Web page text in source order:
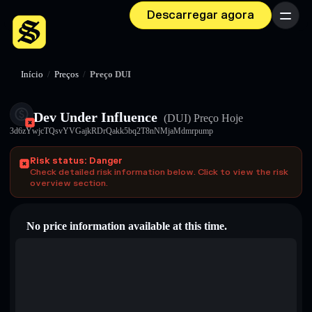
Descarregar agora Menu
Início / Preços / Preço DUI
Dev Under Influence (DUI) Preço Hoje
3d6zYwjcTQsvYVGajkRDrQakk5bq2T8nNMjaMdmrpump
Risk status: Danger
Check detailed risk information below. Click to view the risk
overview section.
No price information available at this time.